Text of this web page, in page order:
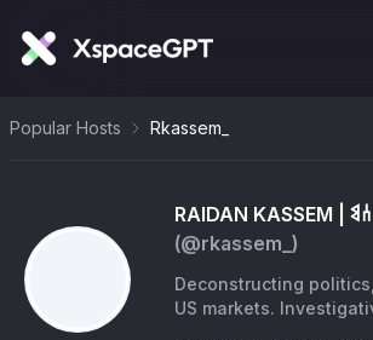
Popular Hosts Rkassem_
(@rkassem_ )
Deconstructing
US markets.